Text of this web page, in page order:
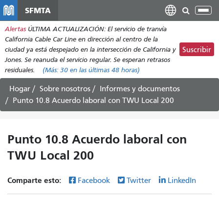
contenido
principal
SFMTA
Alertas ÚLTIMA ACTUALIZACIÓN: El servicio de tranvía
California Cable Car Line en dirección al centro de la
ciudad ya está despejado en la intersección de California y
Jones. Se reanuda el servicio regular. Se esperan retrasos
residuales.
(Más: 30 en las últimas 48 horas)
Suscribir
Hogar Sobre nosotros
Informes y documentos
Punto 10.8 Acuerdo laboral con TWU Local 200
Punto 10.8 Acuerdo laboral con
TWU Local 200
Comparte esto: Facebook Twitter LinkedIn